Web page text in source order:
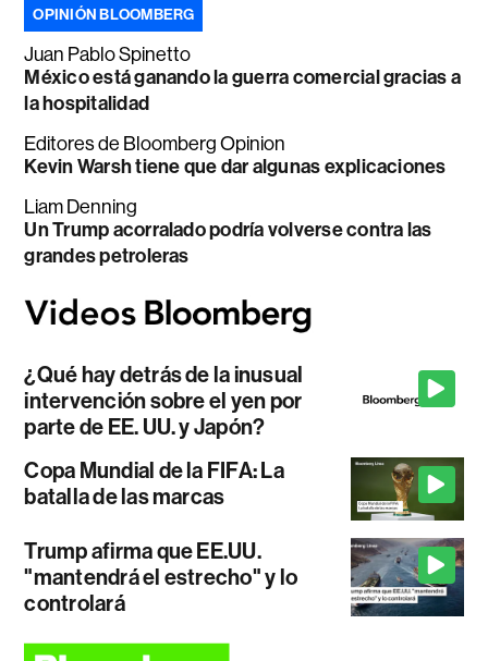
OPINIÓN BLOOMBERG
Juan Pablo Spinetto
México está ganando la guerra comercial gracias a
la hospitalidad
Editores de Bloomberg Opinion
Kevin Warsh tiene que dar algunas explicaciones
Liam Denning
Un Trump acorralado podría volverse contra las
grandes petroleras
¿Qué hay detrás de la inusual
intervención sobre el yen por
parte de EE. UU. y Japón?
Copa Mundial de la FIFA: La
batalla de las marcas
Trump afirma que EE.UU.
"mantendrá el estrecho" y lo
controlará